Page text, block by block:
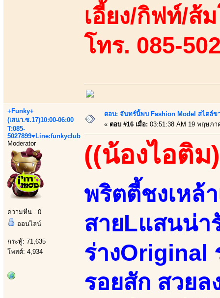
เอี้ยง/กิฟท์/ส้
โทร. 085-
+Funky+
(เสนา.ซ.17)10:00-06:00
T:085-
5027899♥Line:funkyclub
Moderator
ความหื่น : 0
ออนไลน์
กระทู้: 71,635
โพสต์: 4,934
ตอบ: จันทร์นี้พบ Fashion Model สไตล์ข
« ตอบ #16 เมื่อ: 03:51:38 AM 19 พฤษภา
((น้องไอติม
พริตตี้ชงเหล้
สายLแสนน่า
ร่างOriginal
รอยสัก สวย